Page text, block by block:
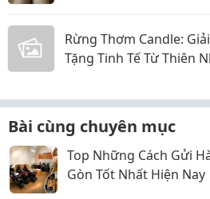
Rừng Thơm Candle:
Tặng Tinh Tế Từ Thiên
Bài cùng chuyên mục
Top Những Cách Gửi
Gòn Tốt Nhất Hiện Nay